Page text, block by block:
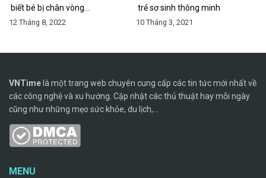
biết bé bị chân vòng…
12 Tháng 8, 2022
trẻ sơ sinh thông minh
10 Tháng 3, 2021
VNTime là một trang web chuyên cung cấp các tin tức mới nhất về
các công nghệ và xu hướng. Cập nhật các thủ thuật hay mỗi ngày
cũng như những mẹo sức khỏe, du lịch,...
MENU